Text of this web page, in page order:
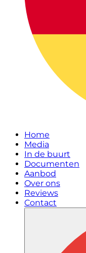
Home
Media
In de buurt
Documenten
Aanbod
Over ons
Reviews
Contact